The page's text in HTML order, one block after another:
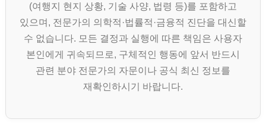
(여행지 현지 상황, 기술 사양, 법령 등)를 포함하고
있으며, 전문가의 의학적·법률적·금융적 진단을 대신할
수 없습니다. 모든 결정과 실행에 따른 책임은 사용자
본인에게 귀속되므로, 구체적인 행동에 앞서 반드시
관련 분야 전문가의 자문이나 공식 최신 정보를
재확인하시기 바랍니다.